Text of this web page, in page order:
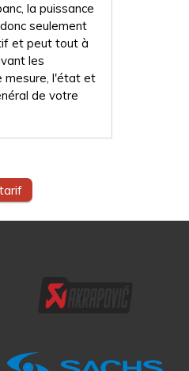
la puissance
seulement
et peut tout à
les
mesure, l'état et
de votre